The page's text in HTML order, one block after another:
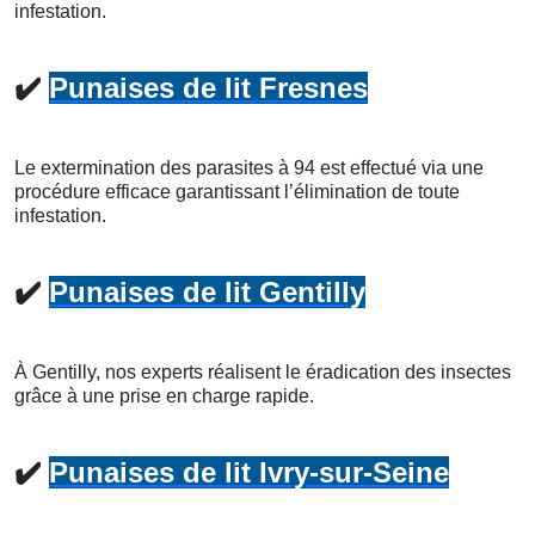
infestation.
✔️ Punaises de lit Fresnes
Le extermination des parasites à 94 est effectué via une
procédure efficace garantissant l’élimination de toute
infestation.
✔️ Punaises de lit Gentilly
À Gentilly, nos experts réalisent le éradication des insectes
grâce à une prise en charge rapide.
✔️ Punaises de lit Ivry-sur-Seine